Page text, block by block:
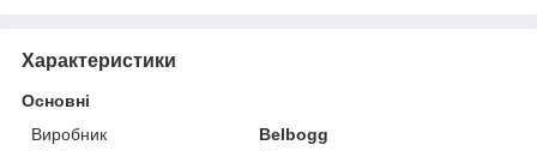
Характеристики
Основні
Виробник
Belbogg